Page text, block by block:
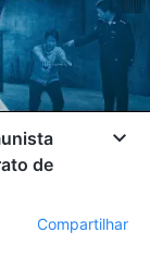
de
Compartilhar